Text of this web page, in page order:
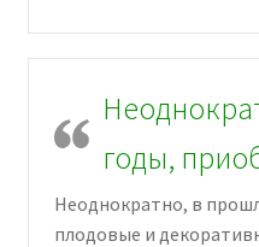
годы,
Неоднократно, в
плодовые и